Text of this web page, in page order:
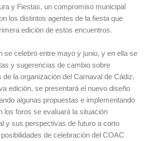
y Fiestas, un compromiso municipal
los distintos agentes de la fiesta que
edición de estos encuentros.
se celebró entre mayo y junio, y en ella se
y sugerencias de cambio sobre
de la organización del Carnaval de Cádiz.
edición, se presentará el nuevo diseño
algunas propuestas e implementando
los foros se evaluará la situación
y sus perspectivas de futuro a corto
de celebración del COAC